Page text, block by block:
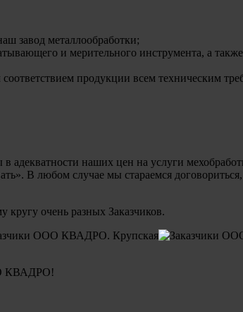
завод металлообработки;
и мерительного инструмента, а
продукции всем техническим
адекватности наших цен на услуги
В любом случае мы стараемся
кругу очень разных Заказчиков.
КВАДРО!